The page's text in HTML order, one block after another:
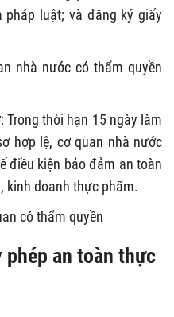
luật; và đăng ký giấy
nhà nước có thẩm quyền
Trong thời hạn 15 ngày làm
hợp lệ, cơ quan nhà nước
điều kiện bảo đảm an toàn
kinh doanh thực phẩm.
có thẩm quyền
an toàn thực